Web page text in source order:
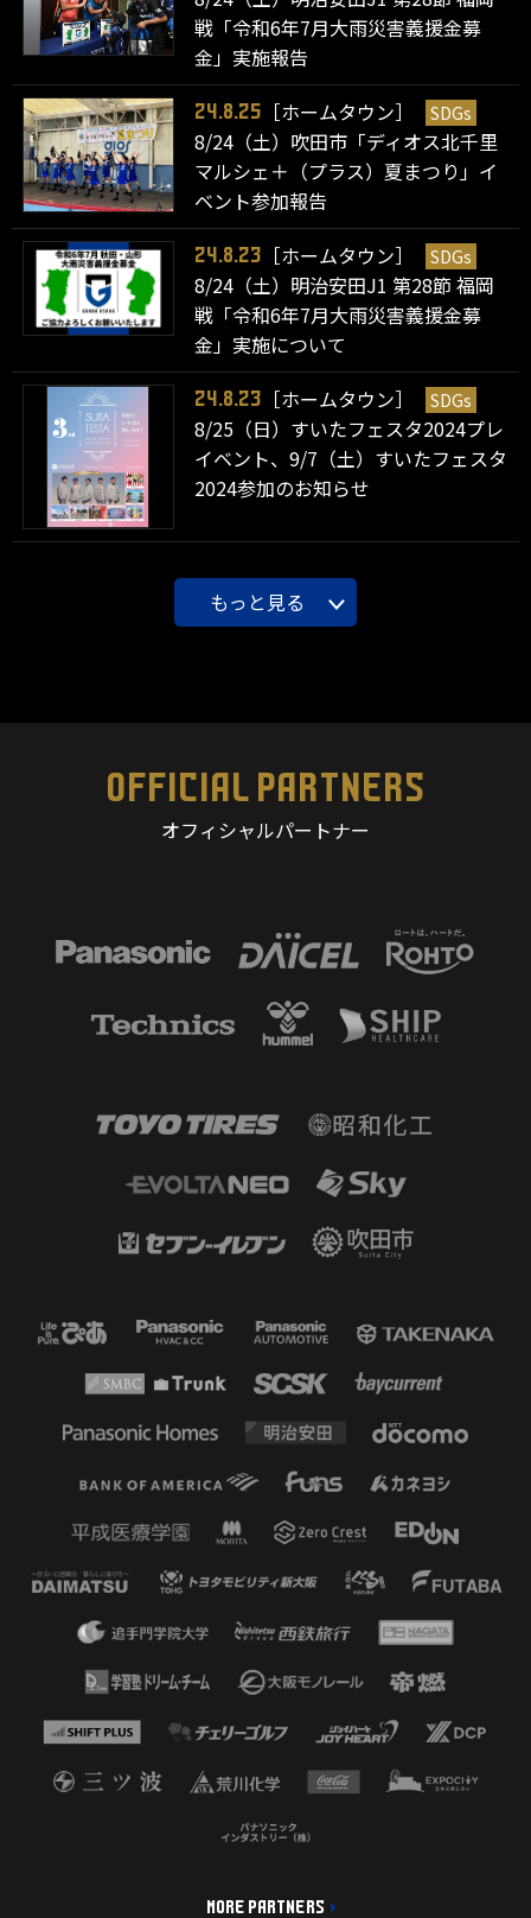
戦「令和6年7月大雨災害義援金募
金」実施報告
24.8.25 ［ホームタウン］ SDGs
8/24（土）吹田市「ディオス北千里
マルシェ＋（プラス）夏まつり」イ
ベント参加報告
24.8.23 ［ホームタウン］ SDGs
8/24（土）明治安田J1 第28節 福岡
戦「令和6年7月大雨災害義援金募
金」実施について
24.8.23 ［ホームタウン］ SDGs
8/25（日）すいたフェスタ2024プレ
イベント、9/7（土）すいたフェスタ
2024参加のお知らせ
もっと見る
OFFICIAL PARTNERS
オフィシャルパートナー
MORE PARTNERS